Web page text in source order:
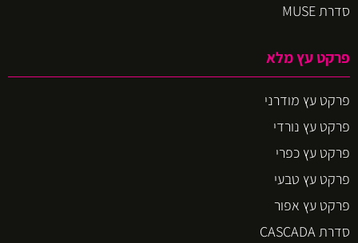
סדרת MUSE
פרקט עץ מלא
פרקט עץ מודרני
פרקט עץ נורדי
פרקט עץ כפרי
פרקט עץ טבעי
פרקט עץ אפור
סדרת CASCADA